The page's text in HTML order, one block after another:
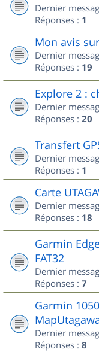
Dernier
Réponses : 1
Mon avis
Dernier
Réponses : 19
Explore 2 :
Dernier
Réponses : 20
Transfert
Dernier
Réponses : 1
Carte
Dernier
Réponses : 18
Garmin
FAT32
Dernier
Réponses : 7
Garmin
Dernier
Réponses : 8